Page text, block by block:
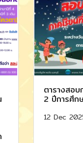
ตารางสอ
2 ปีการศึก
12 Dec